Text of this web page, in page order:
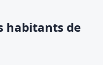
habitants de